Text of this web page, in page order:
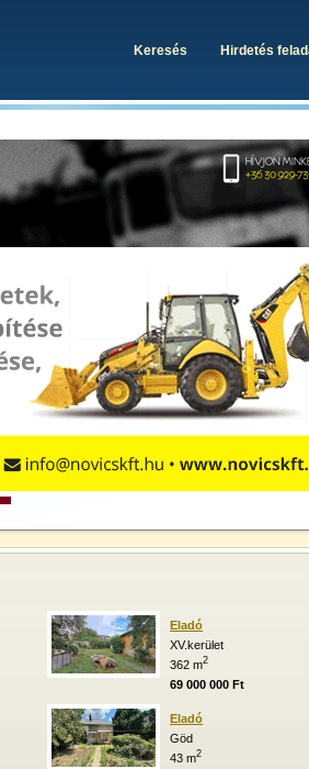
Keresés Hirdetés
Egy helyen minden,
A Kégli
megtalálhat.
rendszerünkre is.
Eladó
XV.kerület
362 m2
69 000 000 Ft
Eladó
Göd
43 m2